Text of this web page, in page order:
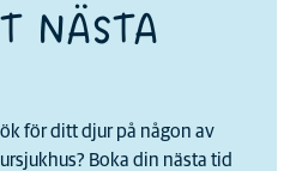
NÄSTA
för ditt djur på någon av
Boka din nästa tid